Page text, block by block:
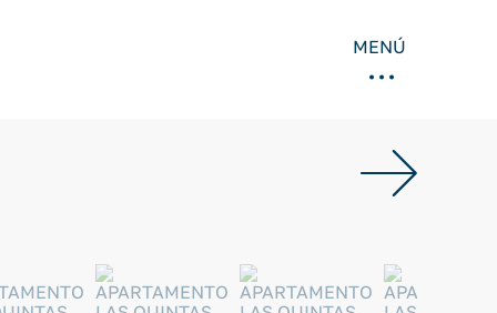
MENÚ